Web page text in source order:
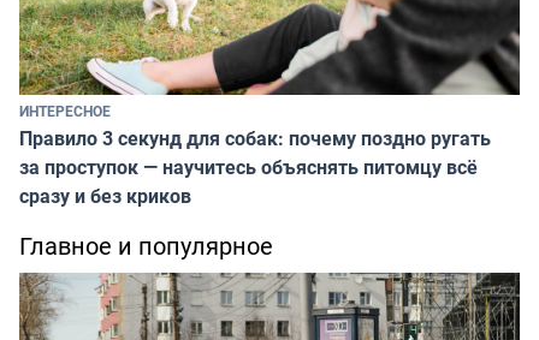
ИНТЕРЕСНОЕ
Правило 3 секунд для собак: почему поздно ругать
за проступок — научитесь объяснять питомцу всё
сразу и без криков
Главное и популярное